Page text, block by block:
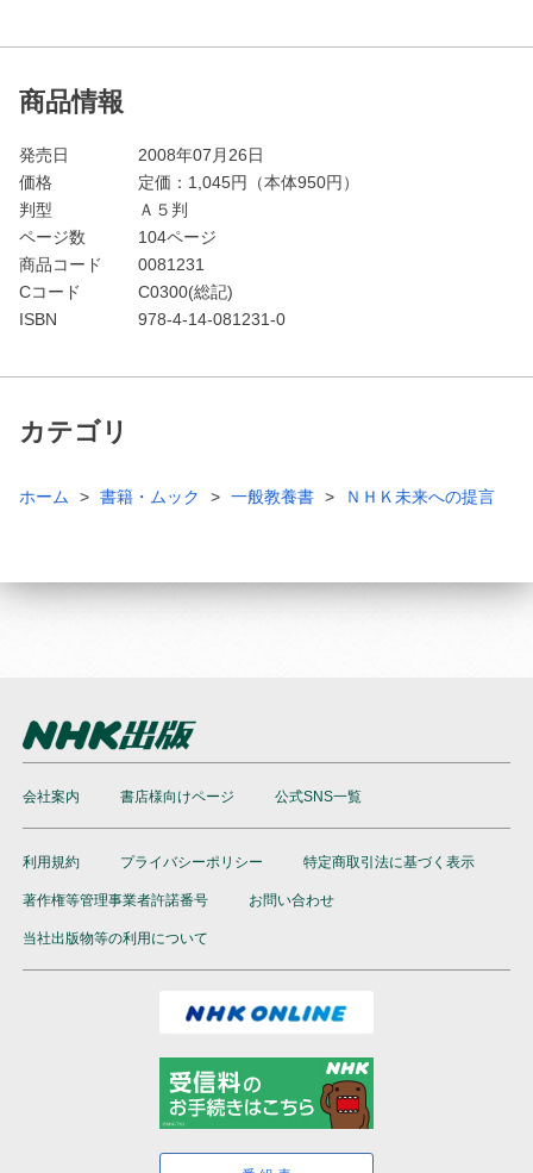
商品情報
発売日
2008年07月26日
価格
定価： 1,045円（本体950円）
判型
Ａ５判
ページ数
104ページ
商品コード
0081231
Cコード
C0300(総記)
ISBN
978-4-14-081231-0
カテゴリ
ホーム 書籍・ムック 一般教養書 ＮＨＫ未来への提言
会社案内 書店様向けページ 公式SNS一覧
利用規約 プライバシーポリシー 特定商取引法に基づく表示
著作権等管理事業者許諾番号 お問い合わせ
当社出版物等の利用について